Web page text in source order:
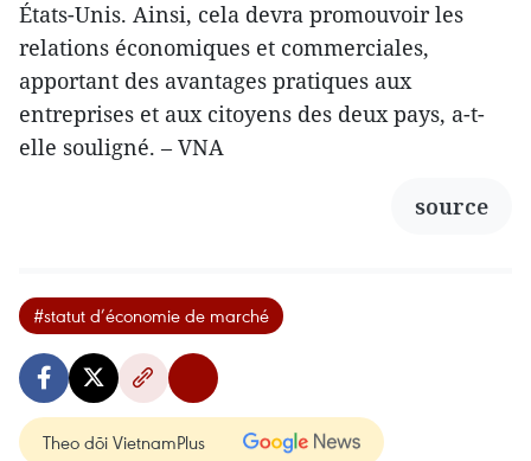
États-Unis. Ainsi, cela devra promouvoir les
relations économiques et commerciales,
apportant des avantages pratiques aux
entreprises et aux citoyens des deux pays, a-t-
elle souligné. – VNA
source
#statut d’économie de marché
Theo dõi VietnamPlus